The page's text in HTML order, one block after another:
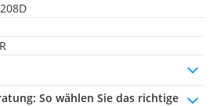
: So wählen Sie das richtige